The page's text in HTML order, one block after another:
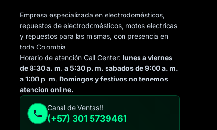
Empresa especializada en electrodomésticos,
repuestos de electrodomésticos, motos electricas
y repuestos para las mismas, con presencia en
toda Colombia.
Horario de atención Call Center:lunes a viernes
de 8:30 a. m. a 5:30 p. m. sabados de 9:00 a. m.
a 1:00 p. m. Domingos y festivos no tenemos
atencion online.
Canal de Ventas!!
(+57) 301 5739461